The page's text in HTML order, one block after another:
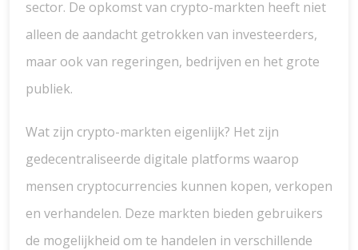
sector. De opkomst van crypto-markten heeft niet
alleen de aandacht getrokken van investeerders,
maar ook van regeringen, bedrijven en het grote
publiek.
Wat zijn crypto-markten eigenlijk? Het zijn
gedecentraliseerde digitale platforms waarop
mensen cryptocurrencies kunnen kopen, verkopen
en verhandelen. Deze markten bieden gebruikers
de mogelijkheid om te handelen in verschillende